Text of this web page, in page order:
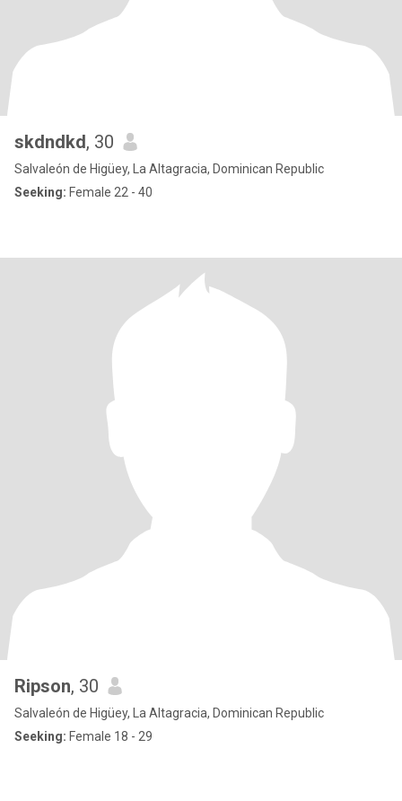
skdndkd, 30
Salvaleón de Higüey, La Altagracia, Dominican Republic
Seeking: Female 22 - 40
Ripson, 30
Salvaleón de Higüey, La Altagracia, Dominican Republic
Seeking: Female 18 - 29